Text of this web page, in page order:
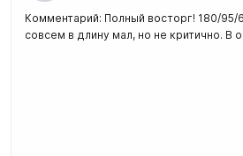
Комментарий: Полный восторг! 180/95/
совсем в длину мал, но не критично. В